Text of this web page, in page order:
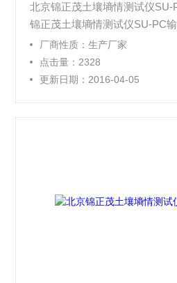
北京锦正茂土壤墒情测试仪SU-
锦正茂土壤墒情测试仪SU-PC
C 北京锦正茂土壤墒情测试仪SU-PC电缆长度：1.5米
（标配） 北京锦正茂土壤墒情测试仪SU-PC温度测试
范围：-40℃～60℃ 北京锦正茂土壤墒情测试仪SU-PC
厂商性质：生产厂家
点击量：2328
更新日期：2016-04-05